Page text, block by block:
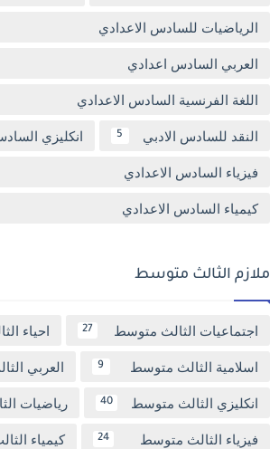
الرياضيات للسادس الاعدادي
العربي السادس اعدادي
اللغة الفرنسية السادس الاعدادي
النقد للسادس الادبي 5 انكليزي
فيزياء السادس الاعدادي
كيمياء السادس الاعدادي
ملازم الثالث متوسط
اجتماعيات الثالث متوسط 27 احياء
اسلامية الثالث متوسط 9 العربي
انكليزي الثالث متوسط 40 رياضيات
فيزياء الثالث متوسط 24 كيمياء